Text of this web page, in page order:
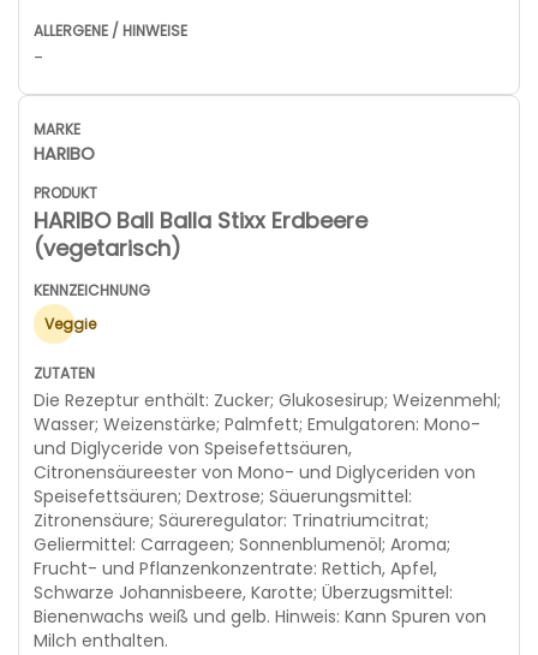
-
HARIBO
HARIBO Ball Balla Stixx Erdbeere
(vegetarisch)
Veggie
Die Rezeptur enthält: Zucker; Glukosesirup; Weizenmehl;
Wasser; Weizenstärke; Palmfett; Emulgatoren: Mono-
und Diglyceride von Speisefettsäuren,
Citronensäureester von Mono- und Diglyceriden von
Speisefettsäuren; Dextrose; Säuerungsmittel:
Zitronensäure; Säureregulator: Trinatriumcitrat;
Geliermittel: Carrageen; Sonnenblumenöl; Aroma;
Frucht- und Pflanzenkonzentrate: Rettich, Apfel,
Schwarze Johannisbeere, Karotte; Überzugsmittel:
Bienenwachs weiß und gelb. Hinweis: Kann Spuren von
Milch enthalten.